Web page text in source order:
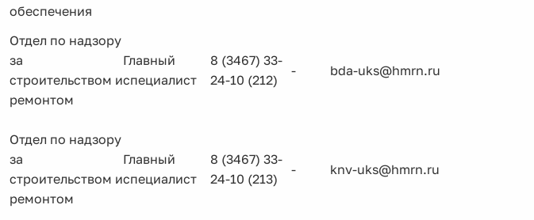
обеспечения
Отдел по надзору
за
строительством и
ремонтом
Главный
специалист
8 (3467) 33-
24-10 (212)
- bda-uks@hmrn.ru
Отдел по надзору
за
строительством и
ремонтом
Главный
специалист
8 (3467) 33-
24-10 (213)
- knv-uks@hmrn.ru